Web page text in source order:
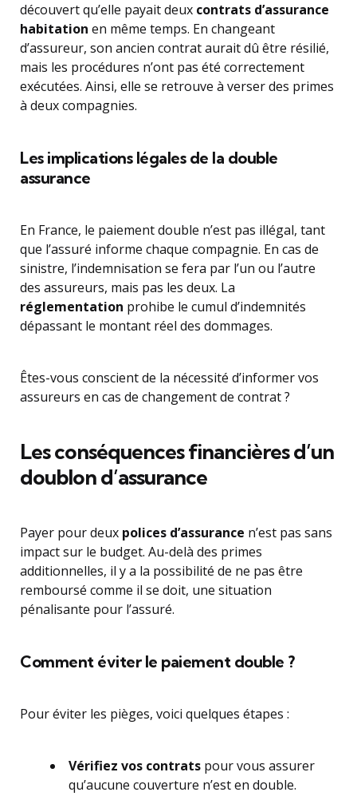
découvert qu’elle payait deux contrats d’assurance
habitation en même temps. En changeant
d’assureur, son ancien contrat aurait dû être résilié,
mais les procédures n’ont pas été correctement
exécutées. Ainsi, elle se retrouve à verser des primes
à deux compagnies.
Les implications légales de la double
assurance
En France, le paiement double n’est pas illégal, tant
que l’assuré informe chaque compagnie. En cas de
sinistre, l’indemnisation se fera par l’un ou l’autre
des assureurs, mais pas les deux. La
réglementation prohibe le cumul d’indemnités
dépassant le montant réel des dommages.
Êtes-vous conscient de la nécessité d’informer vos
assureurs en cas de changement de contrat ?
Les conséquences financières d’un
doublon d’assurance
Payer pour deux polices d’assurance n’est pas sans
impact sur le budget. Au-delà des primes
additionnelles, il y a la possibilité de ne pas être
remboursé comme il se doit, une situation
pénalisante pour l’assuré.
Comment éviter le paiement double ?
Pour éviter les pièges, voici quelques étapes :
Vérifiez vos contrats pour vous assurer
qu’aucune couverture n’est en double.